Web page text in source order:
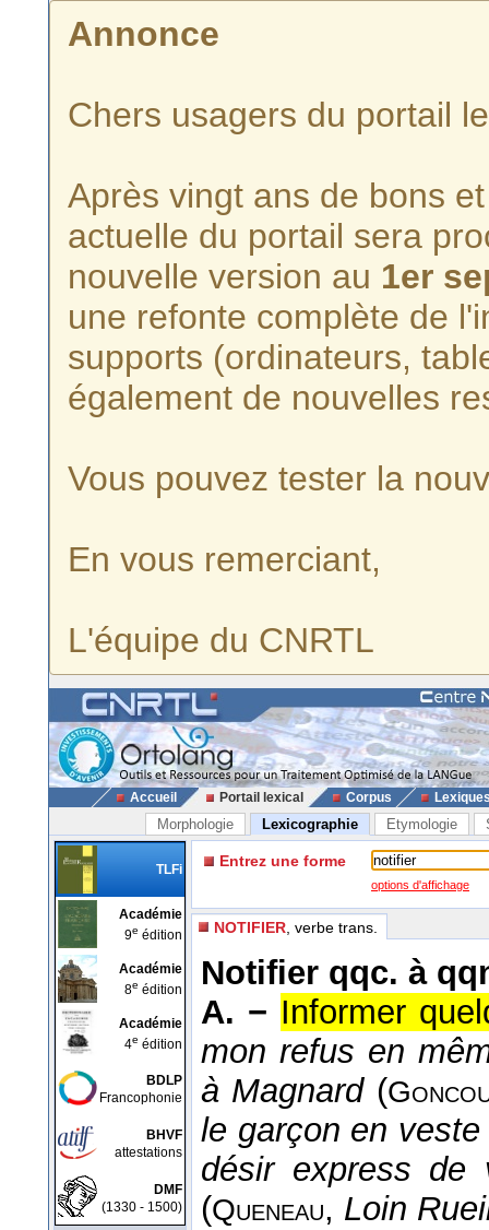
Annonce
Chers usagers du portail
Après vingt ans de bons
actuelle du portail sera
nouvelle version au 1er
une refonte complète de
supports (ordinateurs,
également de nouvelles
Vous pouvez tester la
En vous remerciant,
L'équipe du CNRTL
Accueil Portail lexical Corpus
Morphologie Lexicographie Etymologie
TLFi
Académie
9e édition
Académie
8e édition
Académie
4e édition
BDLP
Francophonie
BHVF
attestations
DMF
(1330 - 1500)
Entrez une forme
options d'affichage
NOTIFIER , verbe trans.
Notifier qqc. à
A. − Informer
mon refus en
à Magnard(
le garçon en
désir express de
(Queneau, Loin